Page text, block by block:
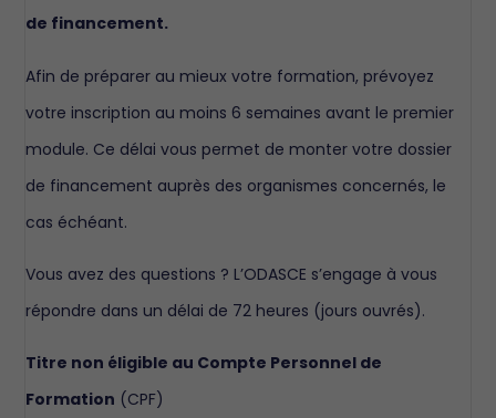
de financement.
Afin de préparer au mieux votre formation, prévoyez
votre inscription au moins 6 semaines avant le premier
module. Ce délai vous permet de monter votre dossier
de financement auprès des organismes concernés, le
cas échéant.
Vous avez des questions ? L’ODASCE s’engage à vous
répondre dans un délai de 72 heures (jours ouvrés).
Titre non éligible au Compte Personnel de
Formation (CPF)